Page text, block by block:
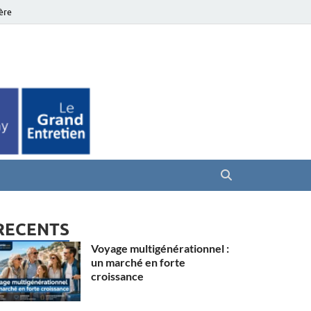
Voyage multigénérationnel :
un marché en forte
croissance